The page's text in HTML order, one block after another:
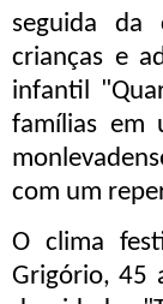
seguida da
crianças e
infantil
famílias em
com um
O clima
Grigório, 45